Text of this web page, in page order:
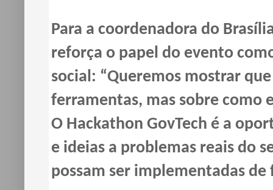
Para a coordenadora do
reforça o papel do evento
social: “Queremos mostrar
ferramentas, mas sobre como
O Hackathon GovTech é a
e ideias a problemas reais do
possam ser implementadas de